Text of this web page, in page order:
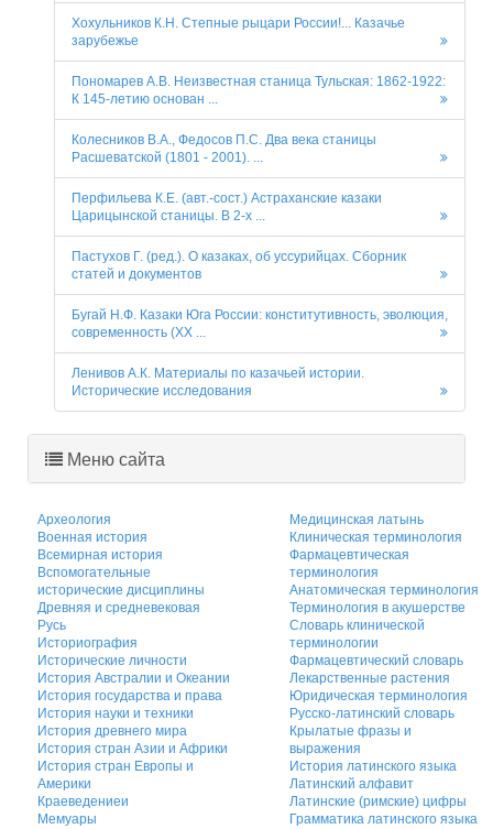
Хохульников К.Н. Степные рыцари России!... Казачье
зарубежье
Пономарев А.В. Неизвестная станица Тульская: 1862-1922:
К 145-летию основан ...
Колесников В.А., Федосов П.С. Два века станицы
Расшеватской (1801 - 2001). ...
Перфильева К.Е. (авт.-сост.) Астраханские казаки
Царицынской станицы. В 2-х ...
Пастухов Г. (ред.). О казаках, об уссурийцах. Сборник
статей и документов
Бугай Н.Ф. Казаки Юга России: конститутивность, эволюция,
современность (ХХ ...
Ленивов А.К. Материалы по казачьей истории.
Исторические исследования
Меню сайта
Археология
Военная история
Всемирная история
Вспомогательные
исторические дисциплины
Древняя и средневековая
Русь
Историография
Исторические личности
История Австралии и Океании
История государства и права
История науки и техники
История древнего мира
История стран Азии и Африки
История стран Европы и
Америки
Краеведениеи
Мемуары
Медицинская латынь
Клиническая терминология
Фармацевтическая
терминология
Анатомическая терминология
Терминология в акушерстве
Словарь клинической
терминологии
Фармацевтический словарь
Лекарственные растения
Юридическая терминология
Русско-латинский словарь
Крылатые фразы и
выражения
История латинского языка
Латинский алфавит
Латинские (римские) цифры
Грамматика латинского языка